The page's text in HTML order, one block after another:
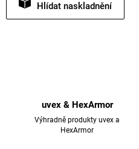
Hlídat
uvex & HexArmor
Výhradně produkty uvex a
HexArmor